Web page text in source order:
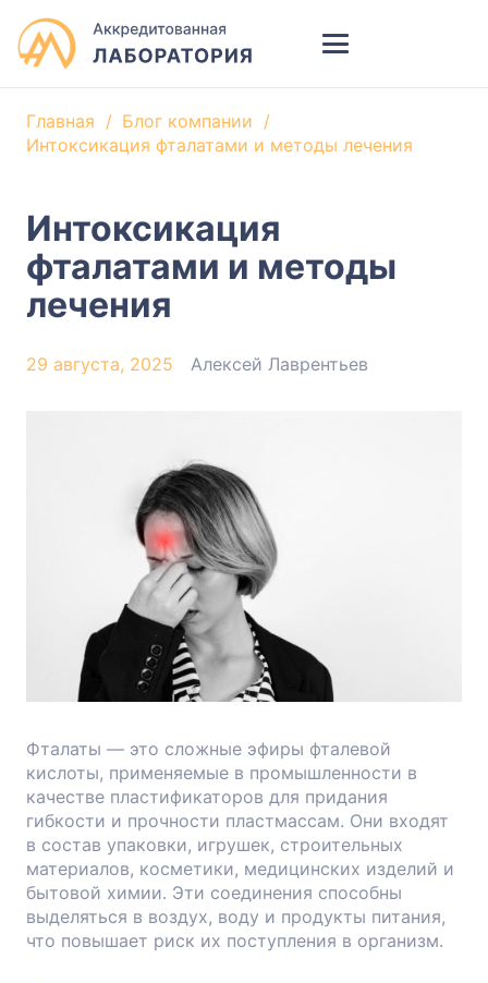
Главная / Блог компании /
Интоксикация фталатами и методы лечения
Интоксикация
фталатами и методы
лечения
29 августа, 2025 Алексей Лаврентьев
Фталаты — это сложные эфиры фталевой
кислоты, применяемые в промышленности в
качестве пластификаторов для придания
гибкости и прочности пластмассам. Они входят
в состав упаковки, игрушек, строительных
материалов, косметики, медицинских изделий и
бытовой химии. Эти соединения способны
выделяться в воздух, воду и продукты питания,
что повышает риск их поступления в организм.